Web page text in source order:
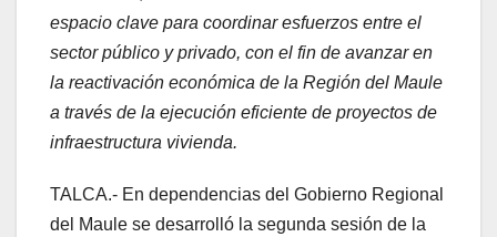
espacio clave para coordinar esfuerzos entre el
sector público y privado, con el fin de avanzar en
la reactivación económica de la Región del Maule
a través de la ejecución eficiente de proyectos de
infraestructura vivienda.
TALCA.- En dependencias del Gobierno Regional
del Maule se desarrolló la segunda sesión de la